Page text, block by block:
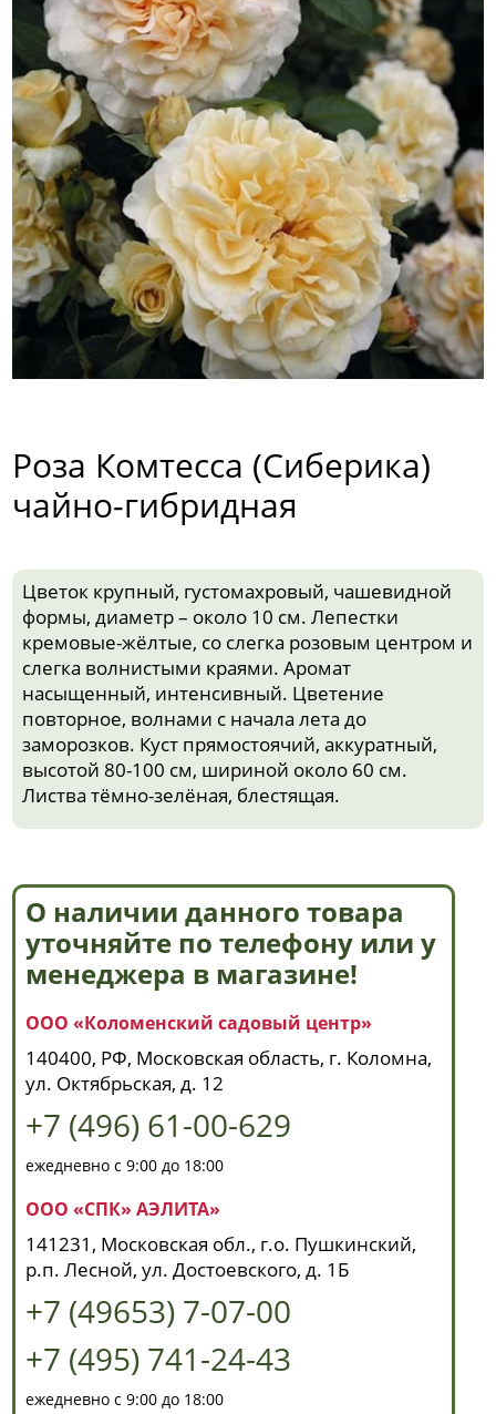
Роза Комтесса (Сиберика)
чайно-гибридная
Цветок крупный, густомахровый, чашевидной
формы, диаметр – около 10 см. Лепестки
кремовые-жёлтые, со слегка розовым центром и
слегка волнистыми краями. Аромат
насыщенный, интенсивный. Цветение
повторное, волнами с начала лета до
заморозков. Куст прямостоячий, аккуратный,
высотой 80-100 см, шириной около 60 см.
Листва тёмно-зелёная, блестящая.
О наличии данного товара
уточняйте по телефону или у
менеджера в магазине!
ООО «Коломенский садовый центр»
140400, РФ, Московская область, г. Коломна,
ул. Октябрьская, д. 12
+7 (496) 61-00-629
ежедневно с 9:00 до 18:00
ООО «СПК» АЭЛИТА»
141231, Московская обл., г.о. Пушкинский,
р.п. Лесной, ул. Достоевского, д. 1Б
+7 (49653) 7-07-00
+7 (495) 741-24-43
ежедневно с 9:00 до 18:00